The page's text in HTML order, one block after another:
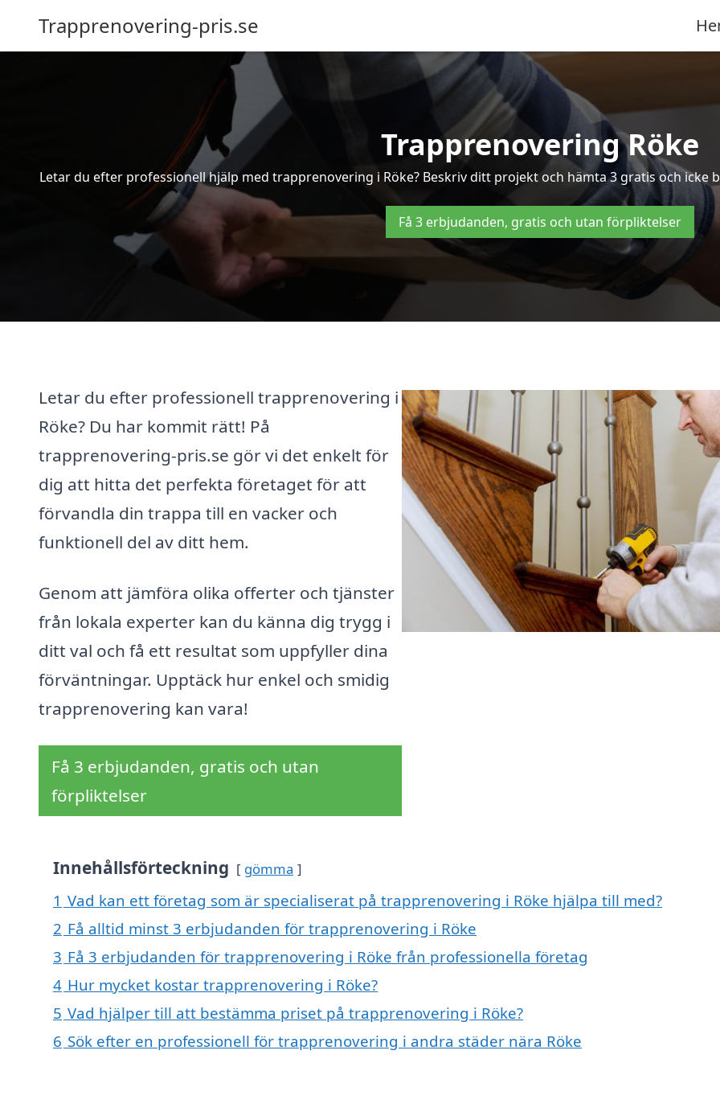
Trapprenovering-pris.se
Trapprenovering Röke
Letar du efter professionell hjälp med trapprenovering i Röke? Beskriv ditt projekt och hämta 3 gratis och icke
Få 3 erbjudanden, gratis och utan förpliktelser
Letar du efter professionell trapprenovering i
Röke? Du har kommit rätt! På
trapprenovering-pris.se gör vi det enkelt för
dig att hitta det perfekta företaget för att
förvandla din trappa till en vacker och
funktionell del av ditt hem.
Genom att jämföra olika offerter och tjänster
från lokala experter kan du känna dig trygg i
ditt val och få ett resultat som uppfyller dina
förväntningar. Upptäck hur enkel och smidig
trapprenovering kan vara!
Få 3 erbjudanden, gratis och utan
förpliktelser
Innehållsförteckning gömma
1 Vad kan ett företag som är specialiserat på trapprenovering i Röke hjälpa till med?
2 Få alltid minst 3 erbjudanden för trapprenovering i Röke
3 Få 3 erbjudanden för trapprenovering i Röke från professionella företag
4 Hur mycket kostar trapprenovering i Röke?
5 Vad hjälper till att bestämma priset på trapprenovering i Röke?
6 Sök efter en professionell för trapprenovering i andra städer nära Röke